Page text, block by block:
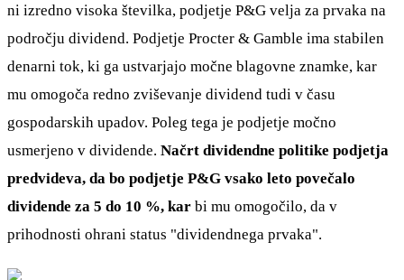
ni izredno visoka številka, podjetje P&G velja za prvaka na
področju dividend. Podjetje Procter & Gamble ima stabilen
denarni tok, ki ga ustvarjajo močne blagovne znamke, kar
mu omogoča redno zviševanje dividend tudi v času
gospodarskih upadov. Poleg tega je podjetje močno
usmerjeno v dividende. Načrt dividendne politike podjetja
predvideva, da bo podjetje P&G vsako leto povečalo
dividende za 5 do 10 %, kar bi mu omogočilo, da v
prihodnosti ohrani status "dividendnega prvaka".